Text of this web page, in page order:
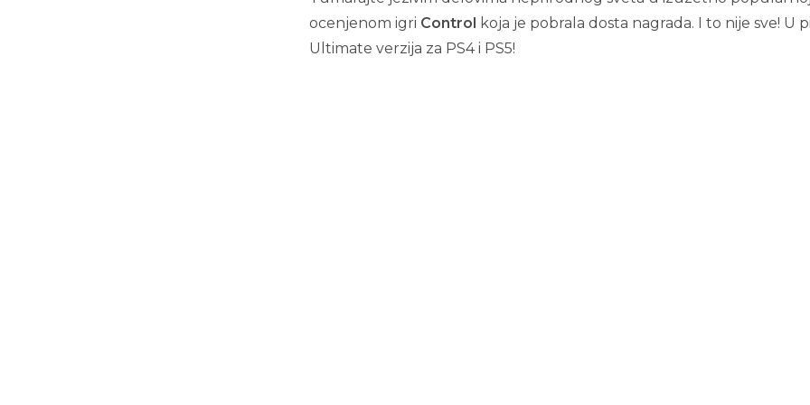
ocenjenom igri Control koja je pobrala dosta nagrada. I to nije sve! U
Ultimate verzija za PS4 i PS5!